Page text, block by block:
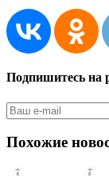
Подпишитесь на
Похожие